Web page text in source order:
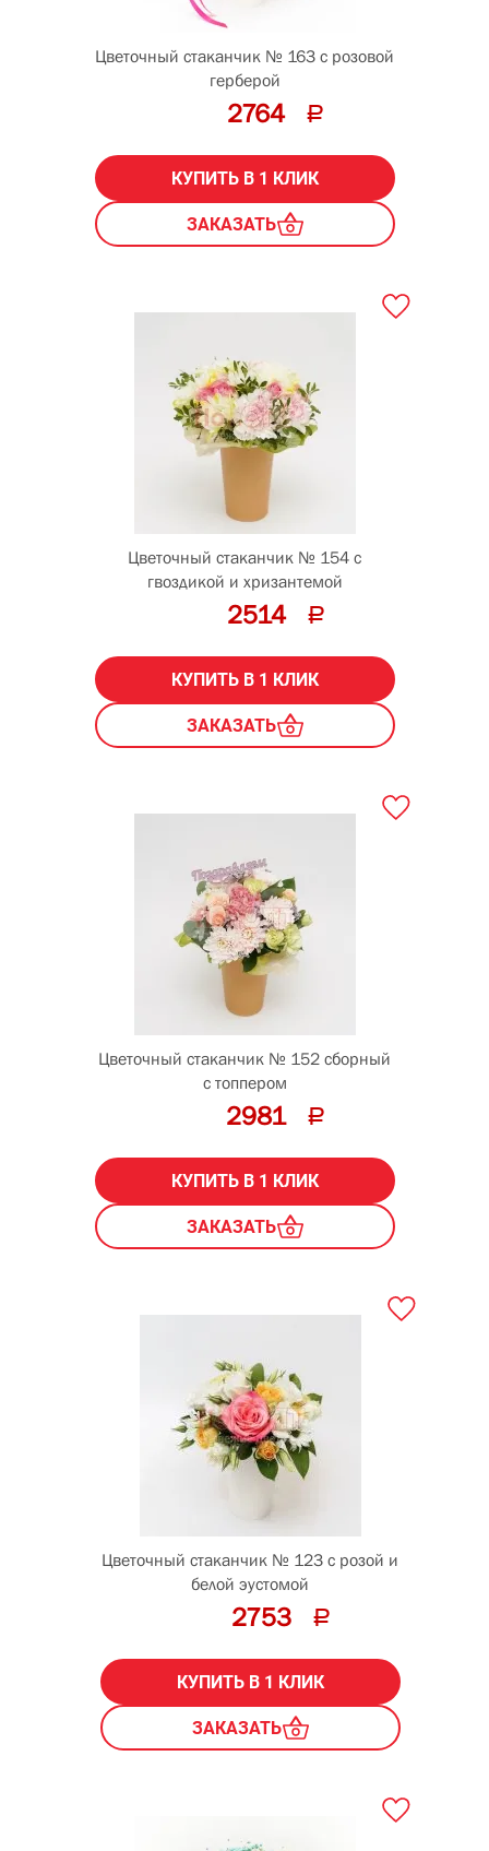
Цветочный стаканчик № 163 с розовой
герберой
2764
КУПИТЬ В 1 КЛИК
ЗАКАЗАТЬ
Цветочный стаканчик № 154 с
гвоздикой и хризантемой
2514
КУПИТЬ В 1 КЛИК
ЗАКАЗАТЬ
Цветочный стаканчик № 152 сборный
с топпером
2981
КУПИТЬ В 1 КЛИК
ЗАКАЗАТЬ
Цветочный стаканчик № 123 с розой и
белой эустомой
2753
КУПИТЬ В 1 КЛИК
ЗАКАЗАТЬ